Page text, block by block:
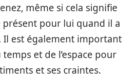
même si cela signifie
pour lui quand il a
Il est également important
et de l’espace pour
et ses craintes.